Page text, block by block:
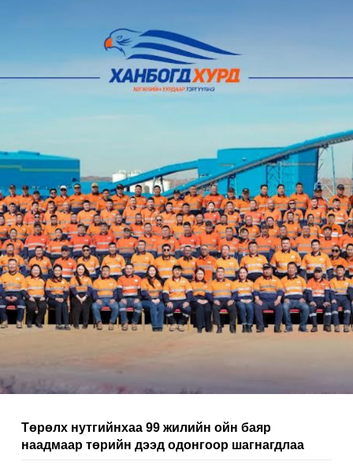
Төрөлх нутгийнхаа 99 жилийн ойн баяр
наадмаар төрийн дээд одонгоор шагнагдлаа